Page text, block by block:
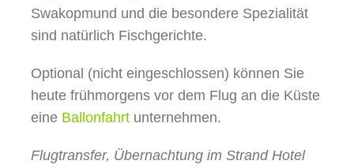
Swakopmund und die besondere Spezialität
sind natürlich Fischgerichte.
Optional (nicht eingeschlossen) können Sie
heute frühmorgens vor dem Flug an die Küste
eine Ballonfahrtunternehmen.
Flugtransfer, Übernachtung im Strand Hotel